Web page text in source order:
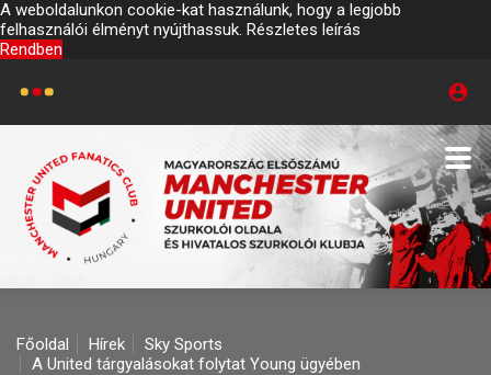
A weboldalunkon cookie-kat használunk, hogy a legjobb
felhasználói élményt nyújthassuk. Részletes leírás
Rendben
Főoldal Hírek
Sky Sports
A United tárgyalásokat folytat Young ügyében